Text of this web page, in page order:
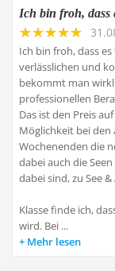
Ich bin froh, dass
Ich bin froh, dass
verlässlichen und
bekommt man
professionellen
Das ist den Preis
Möglichkeit bei
Wochenenden die
dabei auch die
dabei sind, zu See
Klasse finde ich,
wird. Bei ...
Mehr lesen